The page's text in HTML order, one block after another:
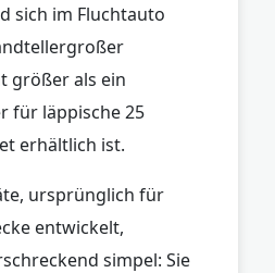
sich im Fluchtauto
größer als ein
für läppische 25
erhältlich ist.
ursprünglich für
entwickelt,
simpel: Sie